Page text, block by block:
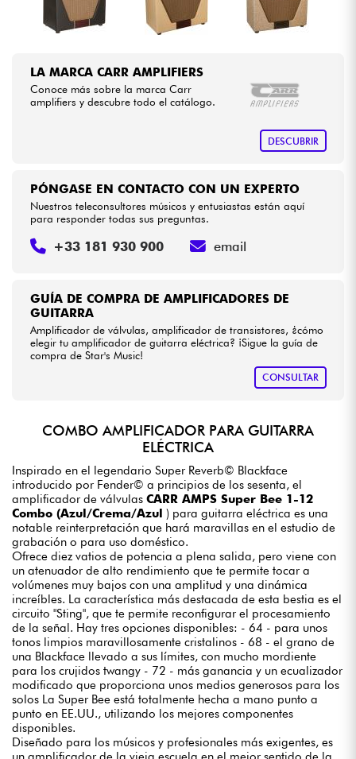
LA MARCA CARR AMPLIFIERS
Conoce más sobre la marca Carr
amplifiers y descubre todo el catálogo.
DESCUBRIR
GUÍA DE COMPRA DE AMPLIFICADORES DE
GUITARRA
Amplificador de válvulas, amplificador de transistores, ¿cómo
elegir tu amplificador de guitarra eléctrica? ¡Sigue la guía de
compra de Star's Music!
CONSULTAR
PÓNGASE EN CONTACTO CON UN EXPERTO
Nuestros teleconsultores músicos y entusiastas están aquí
para responder todas sus preguntas.
+33 181 930 900 email
COMBO AMPLIFICADOR PARA GUITARRA
ELÉCTRICA
Inspirado en el legendario Super Reverb© Blackface
introducido por Fender© a principios de los sesenta, el
amplificador de válvulas CARR AMPS Super Bee 1-12
Combo (Azul/Crema/Azul ) para guitarra eléctrica es una
notable reinterpretación que hará maravillas en el estudio de
grabación o para uso doméstico.
Ofrece diez vatios de potencia a plena salida, pero viene con
un atenuador de alto rendimiento que te permite tocar a
volúmenes muy bajos con una amplitud y una dinámica
increíbles. La característica más destacada de esta bestia es el
circuito "Sting", que te permite reconfigurar el procesamiento
de la señal. Hay tres opciones disponibles: - 64 - para unos
tonos limpios maravillosamente cristalinos - 68 - el grano de
una Blackface llevado a sus límites, con mucho mordiente
para los crujidos twangy - 72 - más ganancia y un ecualizador
modificado que proporciona unos medios generosos para los
solos La Super Bee está totalmente hecha a mano punto a
punto en EE.UU., utilizando los mejores componentes
disponibles.
Diseñado para los músicos y profesionales más exigentes, es